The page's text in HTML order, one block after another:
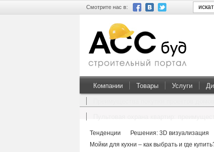
Смотрите нас в:
Компании Товары Услуги
Тенденции Решения: 3D визуализация
Мойки для кухни – как выбрать и где